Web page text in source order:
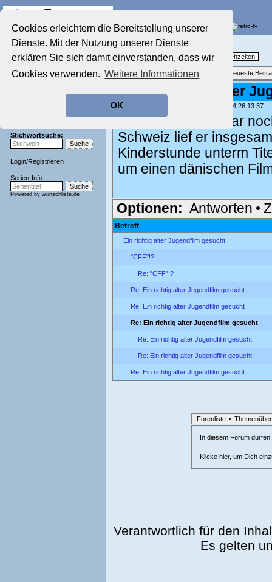
Cookies erleichtern die Bereitstellung unserer
Dienste. Mit der Nutzung unserer Dienste
erklären Sie sich damit einverstanden, dass wir
Cookies verwenden. Weitere Informationen
OK
Startseite
Aktuelles Forum
Film-Forum
Zeichentrick-Forum
Stichwortsuche:
Login/Registrieren
Serien-Info:
Powered by wunschliste.de
Nostalgieecke
TV-Erinnerungen an gute, alte Fernsehzeiten
Themenübersicht • Neues Thema Neueste
Re: Ein richtig alter
geschrieben von: , 10.04.26 13:37
Ich kann mich sogar
Schweiz lief er
Kinderstunde unterm
um einen dänischen
Optionen: Antworten •
Betreff
Ein richtig alter Jugendfilm gesucht
"CFF"!?
Re: "CFF"!?
Re: Ein richtig alter Jugendfilm gesucht
Re: Ein richtig alter Jugendfilm gesucht
Re: Ein richtig alter Jugendfilm gesucht
Re: Ein richtig alter Jugendfilm gesucht
Re: Ein richtig alter Jugendfilm gesucht
Re: Ein richtig alter Jugendfilm gesucht
Forenliste •
In diesem Forum
Klicke hier, um Dich
Verantwortlich für den
Es gelten